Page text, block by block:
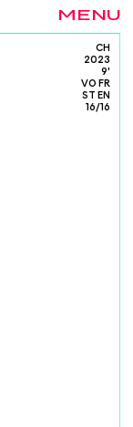
MENU
CH
2023
9'
VO FR
ST EN
16/16